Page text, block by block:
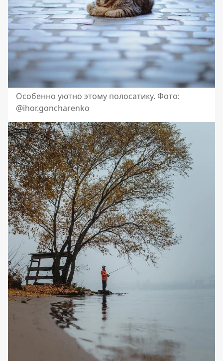
Особенно уютно этому полосатику. Фото:
@ihor.goncharenko